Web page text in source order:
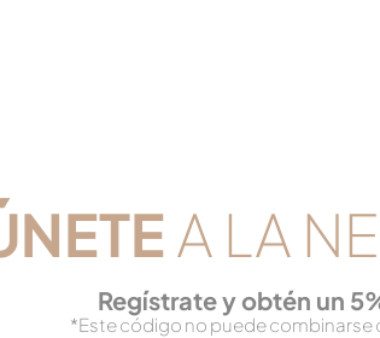
A LA
Regístrate y obtén un
*Este código no puede combinarse